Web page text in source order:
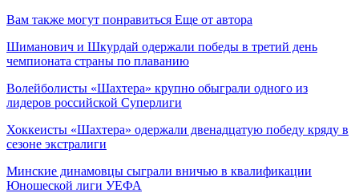
Вам также могут понравиться Еще от автора
Шиманович и Шкурдай одержали победы в третий день
чемпионата страны по плаванию
Волейболисты «Шахтера» крупно обыграли одного из
лидеров российской Суперлиги
Хоккеисты «Шахтера» одержали двенадцатую победу кряду в
сезоне экстралиги
Минские динамовцы сыграли вничью в квалификации
Юношеской лиги УЕФА